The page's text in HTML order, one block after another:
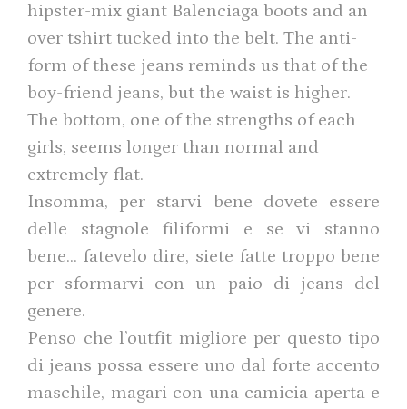
hipster-mix giant Balenciaga boots and an
over tshirt tucked into the belt. The anti-
form of these jeans reminds us that of the
boy-friend jeans, but the waist is higher.
The bottom, one of the strengths of each
girls, seems longer than normal and
extremely flat.
Insomma, per starvi bene dovete essere
delle stagnole filiformi e se vi stanno
bene… fatevelo dire, siete fatte troppo bene
per sformarvi con un paio di jeans del
genere.
Penso che l’outfit migliore per questo tipo
di jeans possa essere uno dal forte accento
maschile, magari con una camicia aperta e